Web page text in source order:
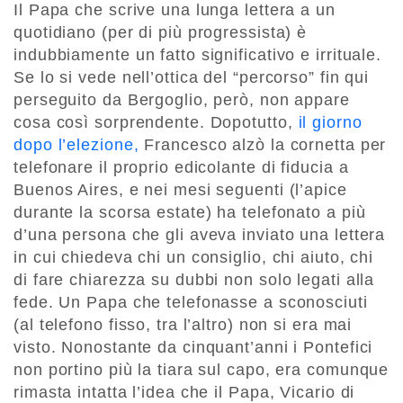
Il Papa che scrive una lunga lettera a un
quotidiano (per di più progressista) è
indubbiamente un fatto significativo e irrituale.
Se lo si vede nell’ottica del “percorso” fin qui
perseguito da Bergoglio, però, non appare
cosa così sorprendente. Dopotutto, il giorno
dopo l’elezione, Francesco alzò la cornetta per
telefonare il proprio edicolante di fiducia a
Buenos Aires, e nei mesi seguenti (l’apice
durante la scorsa estate) ha telefonato a più
d’una persona che gli aveva inviato una lettera
in cui chiedeva chi un consiglio, chi aiuto, chi
di fare chiarezza su dubbi non solo legati alla
fede. Un Papa che telefonasse a sconosciuti
(al telefono fisso, tra l’altro) non si era mai
visto. Nonostante da cinquant’anni i Pontefici
non portino più la tiara sul capo, era comunque
rimasta intatta l’idea che il Papa, Vicario di